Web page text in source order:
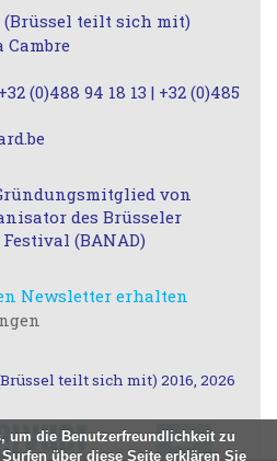
(Brüssel teilt sich mit)
Cambre
(0)488 94 18 13 | +32 (0)485
von
des Brüsseler
(BANAD)
Newsletter erhalten
teilt sich mit) 2016, 2026
um die Benutzerfreundlichkeit zu
über diese Seite erklären Sie